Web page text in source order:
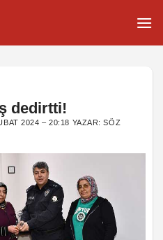
dedirtti!
2024 – 20:18 YAZAR:SÖZ